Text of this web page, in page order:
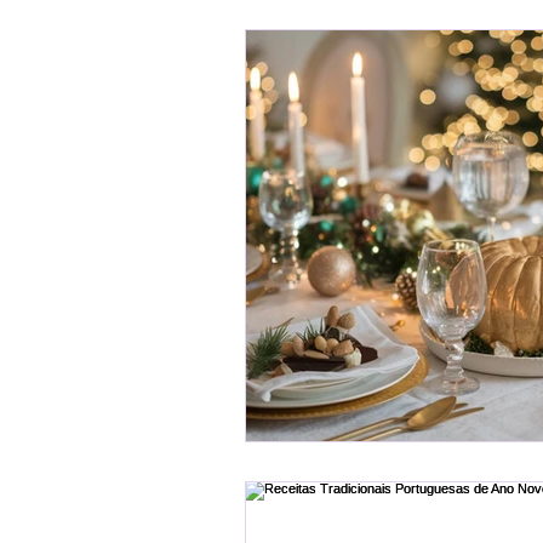
Desenvolvimento
Receitas Ser Mulher
Desenvolvimento Infantil
Organização Familiar
Bem-Estar Familiar